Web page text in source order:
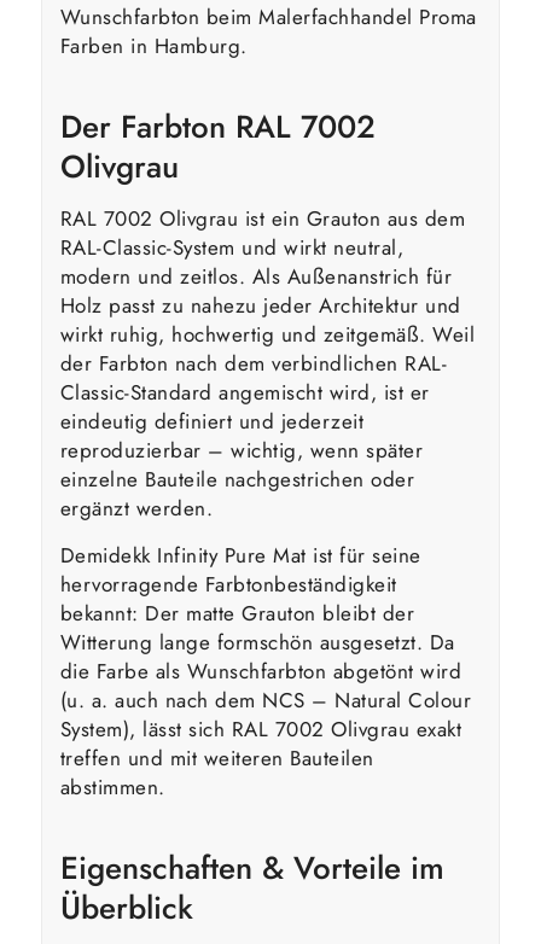
Wunschfarbton beim Malerfachhandel Proma
Farben in Hamburg.
Der Farbton RAL 7002
Olivgrau
RAL 7002 Olivgrau ist ein Grauton aus dem
RAL-Classic-System und wirkt neutral,
modern und zeitlos. Als Außenanstrich für
Holz passt zu nahezu jeder Architektur und
wirkt ruhig, hochwertig und zeitgemäß. Weil
der Farbton nach dem verbindlichen RAL-
Classic-Standard angemischt wird, ist er
eindeutig definiert und jederzeit
reproduzierbar – wichtig, wenn später
einzelne Bauteile nachgestrichen oder
ergänzt werden.
Demidekk Infinity Pure Mat ist für seine
hervorragende Farbtonbeständigkeit
bekannt: Der matte Grauton bleibt der
Witterung lange formschön ausgesetzt. Da
die Farbe als Wunschfarbton abgetönt wird
(u. a. auch nach dem NCS – Natural Colour
System), lässt sich RAL 7002 Olivgrau exakt
treffen und mit weiteren Bauteilen
abstimmen.
Eigenschaften & Vorteile im
Überblick